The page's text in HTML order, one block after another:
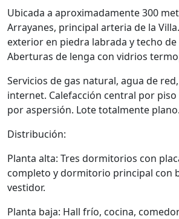
Ubicada a aproximadamente 300
Arrayanes, principal arteria de la
exterior en piedra labrada y techo de
Aberturas de lenga con vidrios
Servicios de gas natural, agua de
internet. Calefacción central por
por aspersión. Lote totalmente plano.
Distribución:
Planta alta: Tres dormitorios con
completo y dormitorio principal con
vestidor.
Planta baja: Hall frío, cocina,